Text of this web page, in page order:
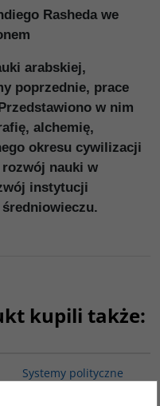
Rasheda we
arabskiej,
poprzednie, prace
w nim
alchemię,
okresu cywilizacji
rozwój nauki w
instytucji
kupili także:
Systemy polityczne